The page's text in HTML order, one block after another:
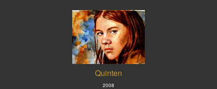
Quinten
2008